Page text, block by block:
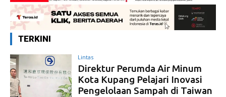
TERKINI
Lintas
Direktur Perumda Air Minum
Kota Kupang Pelajari Inovasi
Pengelolaan Sampah di Taiwan